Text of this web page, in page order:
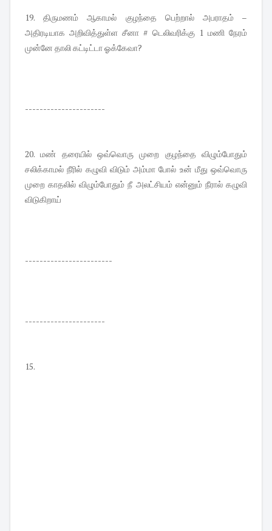
19. திருமணம் ஆகாமல் குழந்தை பெற்றால் அபராதம் –
அதிரடியாக அறிவித்துள்ள சீனா # டெலிவரிக்கு 1 மணி நேரம்
முன்னே தாலி கட்டிட்டா ஓக்கேவா?
----------------------
20. மண் தரையில் ஒவ்வொரு முறை குழந்தை விழும்போதும்
சலிக்காமல் நீரில் கழுவி விடும் அம்மா போல் உன் மீது ஒவ்வொரு
முறை காதலில் விழும்போதும் நீ அலட்சியம் என்னும் நீரால் கழுவி
விடுகிறாய்
------------------------
----------------------
15.